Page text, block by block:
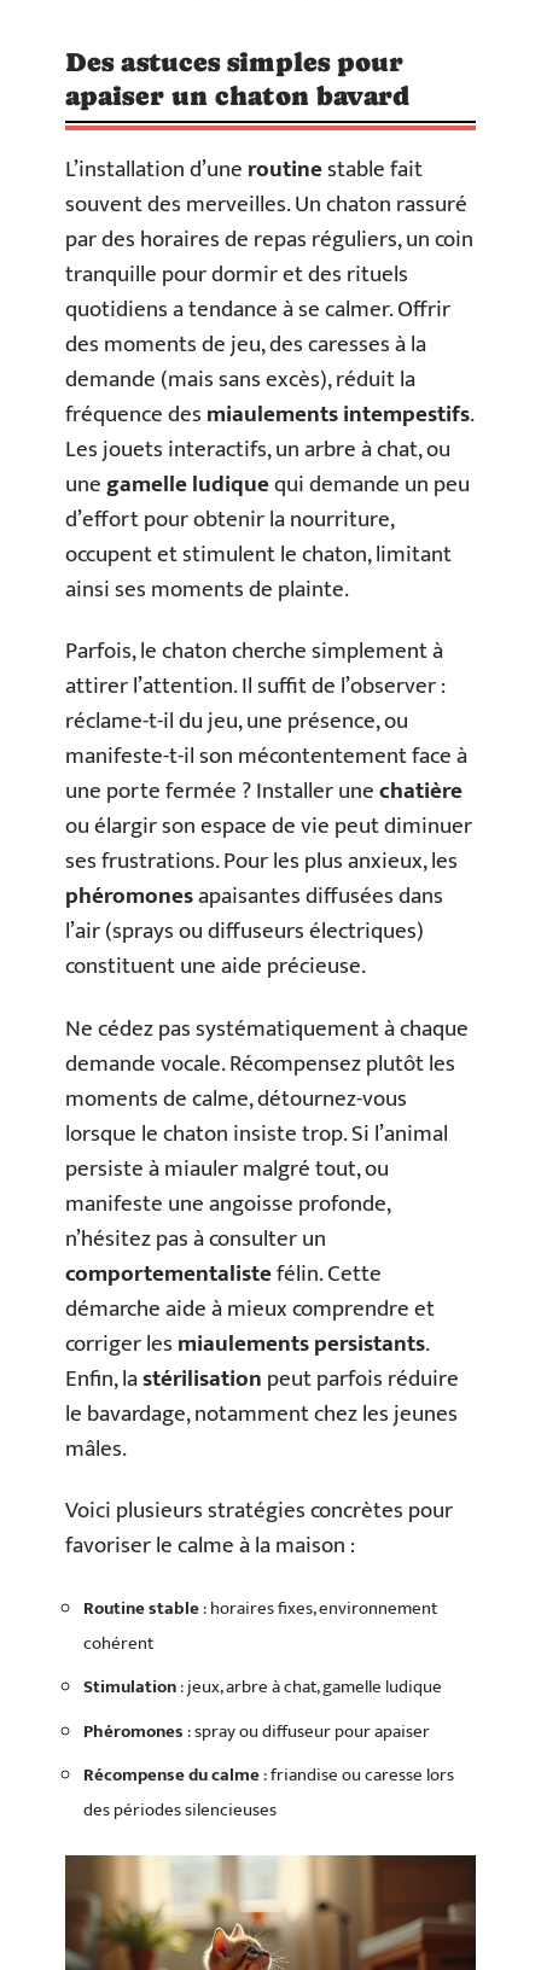
Des astuces simples pour
apaiser un chaton bavard
L’installation d’uneroutinestable fait
souvent des merveilles. Un chaton rassuré
par des horaires de repas réguliers, un coin
tranquille pour dormir et des rituels
quotidiens a tendance à se calmer. Offrir
des moments de jeu, des caresses à la
demande (mais sans excès), réduit la
fréquence desmiaulements intempestifs.
Les jouets interactifs, un arbre à chat, ou
unegamelle ludiquequi demande un peu
d’effort pour obtenir la nourriture,
occupent et stimulent le chaton, limitant
ainsi ses moments de plainte.
Parfois, le chaton cherche simplement à
attirer l’attention. Il suffit de l’observer :
réclame-t-il du jeu, une présence, ou
manifeste-t-il son mécontentement face à
une porte fermée ? Installer unechatière
ou élargir son espace de vie peut diminuer
ses frustrations. Pour les plus anxieux, les
phéromonesapaisantes diffusées dans
l’air (sprays ou diffuseurs électriques)
constituent une aide précieuse.
Ne cédez pas systématiquement à chaque
demande vocale. Récompensez plutôt les
moments de calme, détournez-vous
lorsque le chaton insiste trop. Si l’animal
persiste à miauler malgré tout, ou
manifeste une angoisse profonde,
n’hésitez pas à consulter un
comportementalistefélin. Cette
démarche aide à mieux comprendre et
corriger lesmiaulements persistants.
Enfin, lastérilisationpeut parfois réduire
le bavardage, notamment chez les jeunes
mâles.
Voici plusieurs stratégies concrètes pour
favoriser le calme à la maison :
Routine stable: horaires fixes, environnement
cohérent
Stimulation: jeux, arbre à chat, gamelle ludique
Phéromones: spray ou diffuseur pour apaiser
Récompense du calme: friandise ou caresse lors
des périodes silencieuses